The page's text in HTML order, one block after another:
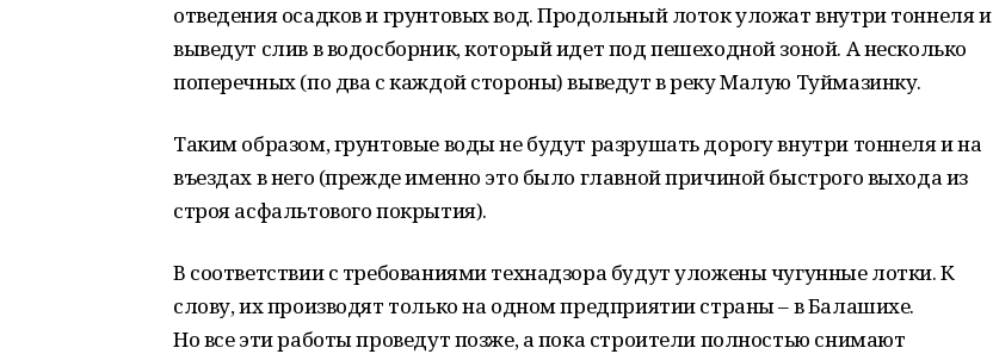
отведения осадков и грунтовых вод. Продольный лоток уложат внутри тоннеля и
выведут слив в водосборник, который идет под пешеходной зоной. А несколько
поперечных (по два с каждой стороны) выведут в реку Малую Туймазинку.
Таким образом, грунтовые воды не будут разрушать дорогу внутри тоннеля и на
въездах в него (прежде именно это было главной причиной быстрого выхода из
строя асфальтового покрытия).
В соответствии с требованиями технадзора будут уложены чугунные лотки. К
слову, их производят только на одном предприятии страны – в Балашихе.
Но все эти работы проведут позже, а пока строители полностью снимают